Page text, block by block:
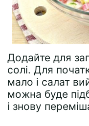
Додайте для
солі. Для
мало і салат
можна буде
і знову